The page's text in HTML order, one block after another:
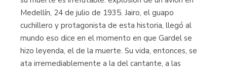
Medellín, 24 de julio de 1935. Jairo, el guapo
cuchillero y protagonista de esta historia, llegó al
mundo eso dice en el momento en que Gardel se
hizo leyenda, el de la muerte. Su vida, entonces, se
ata irremediablemente a la del cantante, a las